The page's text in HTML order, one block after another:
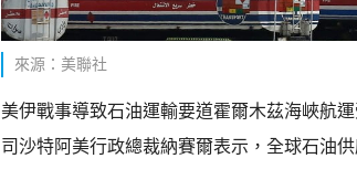
來源：美聯社
美伊戰事導致石油運輸要道霍爾木茲海峽航
司沙特阿美行政總裁納賽爾表示，全球石油